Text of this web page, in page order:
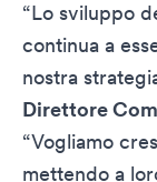
“Lo sviluppo
continua a
nostra
Direttore
“Vogliamo
mettendo a